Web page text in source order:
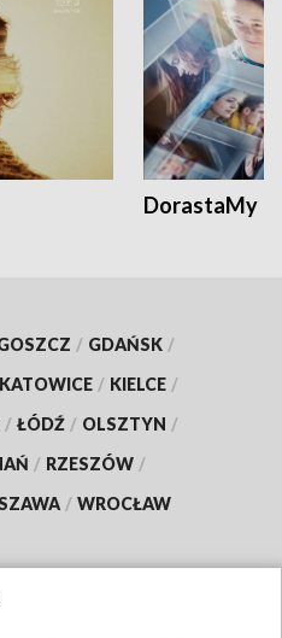
DorastaMy
/ GDAŃSK /
KATOWICE / KIELCE /
/ ŁÓDŹ / OLSZTYN /
/ RZESZÓW /
/ WROCŁAW